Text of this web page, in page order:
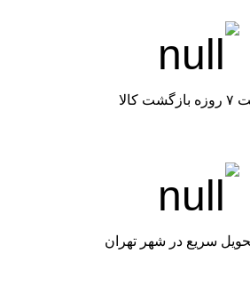
کالا
سریع در شهر تهران